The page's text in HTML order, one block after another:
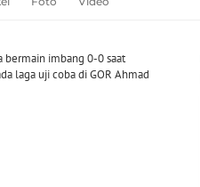
bermain imbang 0-0 saat
laga uji coba di GOR Ahmad